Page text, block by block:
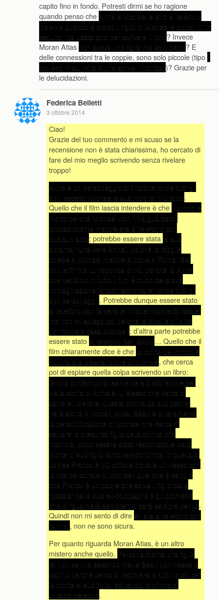
capito fino in fondo. Potresti dirmi se ho ragione
quando penso che Anna e Michael erano al telefono
insieme quando è morto il figlio di Michael e quindi lui in
seguito l’ha usata solo per scrivere il libro? Invece
Moran Atias non aveva una figlia ma solo debiti? E
delle connessioni tra le coppie, sono solo piccole (tipo il
biglietto in cui Mila Kunis scrive l’indirizzo)? Grazie per
le delucidazioni.
Federica Belletti
3 ottobre 2014
Ciao!
Grazie del tuo commento e mi scuso se la
recensione non è stata chiarissima, ho cercato di
fare del mio meglio scrivendo senza rivelare
troppo!
Anna è un personaggio di finzione come tutti gli
altri, eccetto Michael e sua moglie in pratica.
Quello che il film lascia intendere è che il bimbo è
morto perché Michael non “l’ha guardato”
probabilmente mentre era al telefono con
qualcun altro; potrebbe essere stata la sua
amante, “una vera Anna”, poiché la moglie
chiede a Michael mentre si trova a Roma “Sei
con lei?” ma lui risponde di no, perché la Anna
che vediamo in tutto il film è frutto della sua
immaginazione (difatti “scompare” come tutti gli
altri personaggi). Potrebbe dunque essere stato
al telefono con la vera lei in quel momento fatale,
ma non mi spiego poi perché la moglie gli dica
poi “torna a casa Michael”; d’altra parte potrebbe
essere stato al telefono per lavoro… Quello che il
film chiaramente dice è che la morte del bimbo è
dovuta alla disattenzione di Michael , che cerca
poi di espiare quella colpa scrivendo un libro:
lavora contemporaneamente a 3 storie diverse.
Nella storia di Anna è lui stesso che cerca di
salvare, liberare, questa donna da suo padre;
nella storia di Moran Atias, Sean è chiaramente
la personificazione di Michael che cerca di
salvare la presunta figlia della donna che
incontra, dopo essere stato responsabile della
morte di suo figlio tanto tempo prima; in quella di
James Franco è più difficile trovare un nesso con
la vita personale di Michael: quel che è certo è
che Franco è un padre che salva il figlio dalla
“pazzia” della sua ex-compagna e gli promette
che lo “guarderà sempre”, ci sarà sempre per lui.
Quindi non mi sento di dire sì, era al telefono con
“Anna”, non ne sono sicura.
Per quanto riguarda Moran Atias, è un altro
mistero anche quello. Personalmente una figlia
lei non ce l’ha secondo me, e Sean non riesce a
capirlo perché cerca di redimersi a tutti i costi per
la morte di suo figlio, salvando la bimba di
un’altra persona.